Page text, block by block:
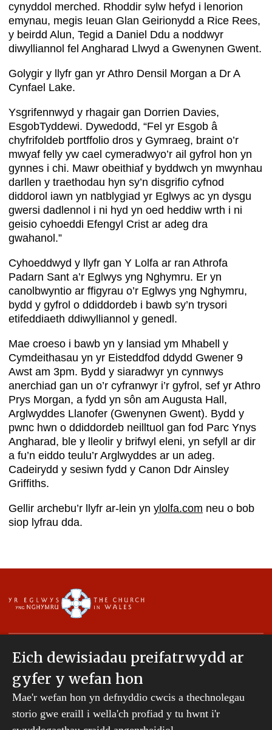
cynyddol merched. Rhoddir sylw hefyd i lenorion
emynau, megis Ieuan Glan Geirionydd a Rice Rees,
y beirdd Alun, Tegid a Daniel Ddu a noddwyr
diwylliannol fel Angharad Llwyd a Gwenynen Gwent.
Golygir y llyfr gan yr Athro Densil Morgan a Dr A
Cynfael Lake.
Ysgrifennwyd y rhagair gan Dorrien Davies,
EsgobTyddewi. Dywedodd, “Fel yr Esgob â
chyfrifoldeb portffolio dros y Gymraeg, braint o’r
mwyaf felly yw cael cymeradwyo’r ail gyfrol hon yn
gynnes i chi. Mawr obeithiaf y byddwch yn mwynhau
darllen y traethodau hyn sy’n disgrifio cyfnod
diddorol iawn yn natblygiad yr Eglwys ac yn dysgu
gwersi dadlennol i ni hyd yn oed heddiw wrth i ni
geisio cyhoeddi Efengyl Crist ar adeg dra
gwahanol.”
Cyhoeddwyd y llyfr gan Y Lolfa ar ran Athrofa
Padarn Sant a’r Eglwys yng Nghymru. Er yn
canolbwyntio ar ffigyrau o’r Eglwys yng Nghymru,
bydd y gyfrol o ddiddordeb i bawb sy’n trysori
etifeddiaeth ddiwylliannol y genedl.
Mae croeso i bawb yn y lansiad ym Mhabell y
Cymdeithasau yn yr Eisteddfod ddydd Gwener 9
Awst am 3pm. Bydd y siaradwyr yn cynnwys
anerchiad gan un o’r cyfranwyr i’r gyfrol, sef yr Athro
Prys Morgan, a fydd yn sôn am Augusta Hall,
Arglwyddes Llanofer (Gwenynen Gwent). Bydd y
pwnc hwn o ddiddordeb neilltuol gan fod Parc Ynys
Angharad, ble y lleolir y brifwyl eleni, yn sefyll ar dir
a fu’n eiddo teulu’r Arglwyddes ar un adeg.
Cadeirydd y sesiwn fydd y Canon Ddr Ainsley
Griffiths.
Gellir archebu’r llyfr ar-lein yn ylolfa.com neu o bob
siop lyfrau dda.
Hawlfraint © 2007-2026 Esgobaeth Tyddewi. Cedwir
pob hawl.
Mae Bwrdd Cyllid Esgobaeth Tyddewi yn gwmni
Eich dewisiadau preifatrwydd ar
gyfer y wefan hon
Mae'r wefan hon yn defnyddio cwcis a thechnolegau
storio gwe eraill i wella'ch profiad y tu hwnt i'r